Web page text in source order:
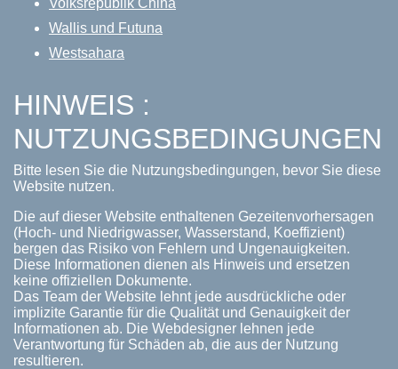
Volksrepublik China
Wallis und Futuna
Westsahara
HINWEIS :
NUTZUNGSBEDINGUNGEN
Bitte lesen Sie die Nutzungsbedingungen, bevor Sie diese
Website nutzen.
Die auf dieser Website enthaltenen Gezeitenvorhersagen
(Hoch- und Niedrigwasser, Wasserstand, Koeffizient)
bergen das Risiko von Fehlern und Ungenauigkeiten.
Diese Informationen dienen als Hinweis und ersetzen
keine offiziellen Dokumente.
Das Team der Website lehnt jede ausdrückliche oder
implizite Garantie für die Qualität und Genauigkeit der
Informationen ab. Die Webdesigner lehnen jede
Verantwortung für Schäden ab, die aus der Nutzung
resultieren.